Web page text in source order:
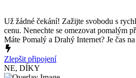
Už žádné čekání! Zažijte svobodu s
cenu. Nenechte se omezovat pomalým
Máte Pomalý a Drahý Internet? Je čas
Zlepšit připojení
NE, DÍKY